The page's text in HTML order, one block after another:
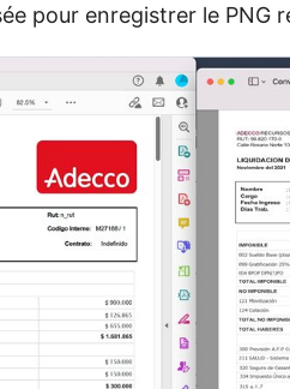
pour enregistrer le PNG